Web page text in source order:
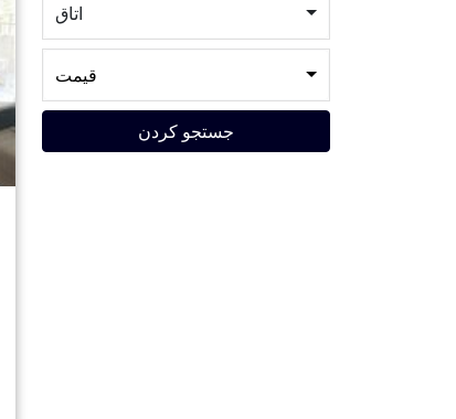
اتاق
قیمت
جستجو کردن